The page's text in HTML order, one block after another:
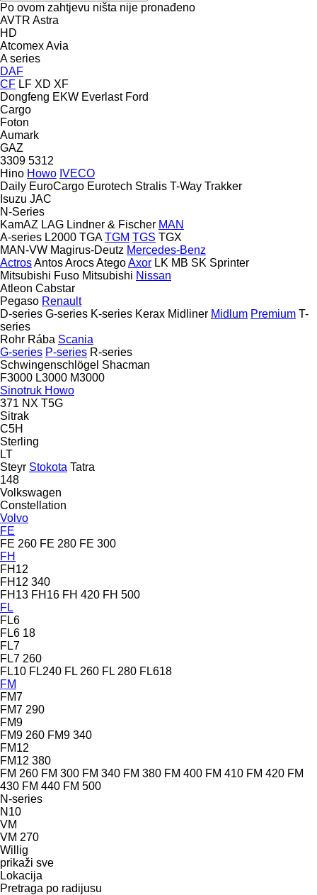
Po ovom zahtjevu ništa nije pronađeno
AVTR Astra
HD
AtcomexAvia
A series
DAF
CF LF XD XF
Dongfeng EKW Everlast Ford
Cargo
Foton
Aumark
GAZ
3309 5312
Hino Howo IVECO
Daily EuroCargo Eurotech Stralis T-Way Trakker
Isuzu JAC
N-Series
KamAZ LAG Lindner & Fischer MAN
A-series L2000 TGA TGM TGS TGX
MAN-VW Magirus-Deutz Mercedes-Benz
ActrosAntosArocsAtegoAxor LK MB SK Sprinter
Mitsubishi Fuso Mitsubishi Nissan
Atleon Cabstar
Pegaso Renault
D-series G-series K-series Kerax Midliner Midlum Premium T-
series
Rohr Rába Scania
G-series P-series R-series
Schwingenschlögel Shacman
F3000 L3000 M3000
Sinotruk Howo
371 NX T5G
Sitrak
C5H
Sterling
LT
Steyr Stokota Tatra
148
Volkswagen
Constellation
Volvo
FE
FE 260 FE 280 FE 300
FH
FH12
FH12 340
FH13 FH16 FH 420 FH 500
FL
FL6
FL6 18
FL7
FL7 260
FL10 FL240 FL 260 FL 280 FL618
FM
FM7
FM7 290
FM9
FM9 260 FM9 340
FM12
FM12 380
FM 260 FM 300 FM 340 FM 380 FM 400 FM 410 FM 420 FM
430 FM 440 FM 500
N-series
N10
VM
VM 270
Willig
prikaži sve
Lokacija
Pretraga po radijusu